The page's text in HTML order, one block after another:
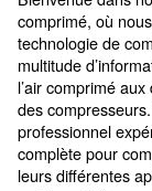
des